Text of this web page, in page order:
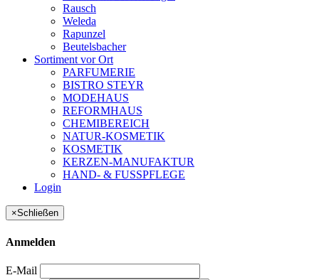
Rausch
Weleda
Rapunzel
Beutelsbacher
Sortiment vor Ort
PARFUMERIE
BISTRO STEYR
MODEHAUS
REFORMHAUS
CHEMIBEREICH
NATUR-KOSMETIK
KOSMETIK
KERZEN-MANUFAKTUR
HAND- & FUSSPFLEGE
Login
×Schließen
Anmelden
E-Mail